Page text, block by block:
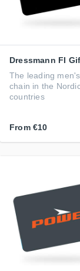
Dressmann FI
The leading
chain in the
countries
From €10